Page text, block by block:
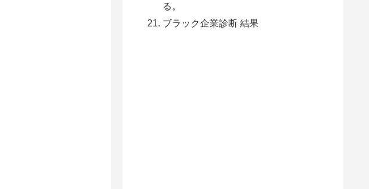
る。
ブラック企業診断 結果